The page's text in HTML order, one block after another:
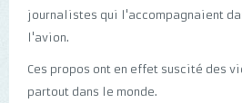
journalistes qui l'accompagnaient
l'avion.
Ces propos ont en effet suscité des
partout dans le monde.